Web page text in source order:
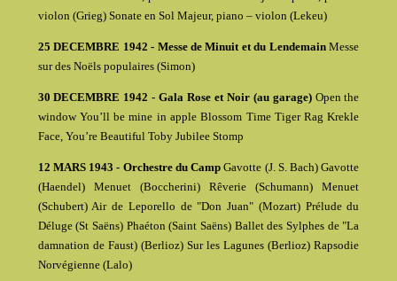
violon (Grieg) Sonate en Sol Majeur, piano – violon (Lekeu)
25 DECEMBRE 1942 - Messe de Minuit et du LendemainMesse
sur des Noëls populaires (Simon)
30 DECEMBRE 1942 - Gala Rose et Noir (au garage)Open the
window You’ll be mine in apple Blossom Time Tiger Rag Krekle
Face, You’re Beautiful Toby Jubilee Stomp
12 MARS 1943 - Orchestre du Camp Gavotte (J. S. Bach) Gavotte
(Haendel) Menuet (Boccherini) Rêverie (Schumann) Menuet
(Schubert) Air de Leporello de "Don Juan" (Mozart) Prélude du
Déluge (St Saëns) Phaéton (Saint Saëns) Ballet des Sylphes de "La
damnation de Faust) (Berlioz) Sur les Lagunes (Berlioz) Rapsodie
Norvégienne (Lalo)